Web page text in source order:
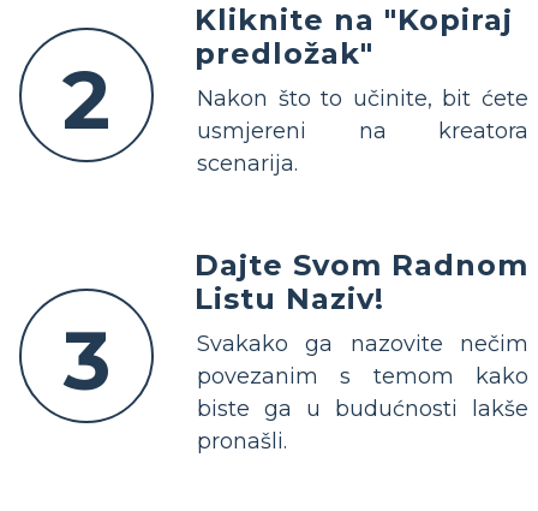
2
Kliknite na "Kopiraj
predložak"
Nakon što to učinite, bit ćete
usmjereni na kreatora
scenarija.
3
Dajte Svom Radnom
Listu Naziv!
Svakako ga nazovite nečim
povezanim s temom kako
biste ga u budućnosti lakše
pronašli.